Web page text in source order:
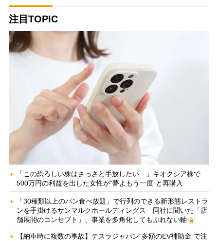
注目TOPIC
「この恐ろしい株はさっさと手放したい…」キオクシア株で
500万円の利益を出した女性が“夢よもう一度”と再購入
「30種類以上のパン食べ放題」で行列のできる新形態レストラ
ンを手掛けるサンマルクホールディングス 同社に聞いた「店
舗展開のコンセプト」、事業を多角化してもぶれない軸
【納車時に複数の事故】テスラジャパン“多額のEV補助金”で注